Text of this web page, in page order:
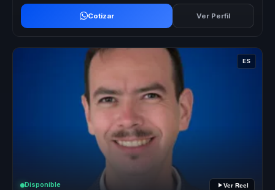
Cotizar Ver Perfil
ES
Disponible Ver Reel